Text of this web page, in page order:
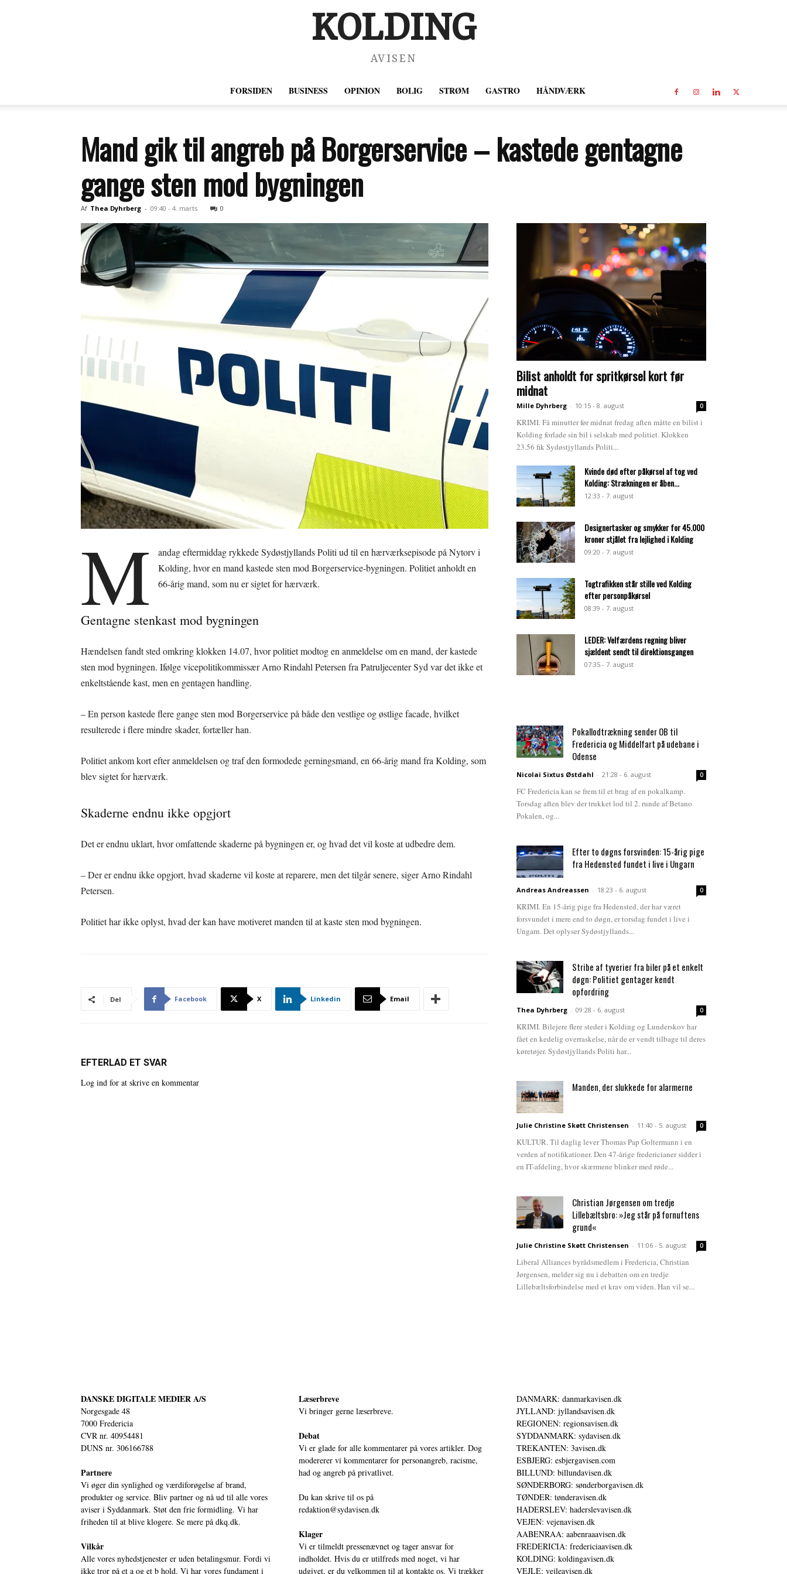
KOLDING
AVISEN
FORSIDEN BUSINESS OPINION BOLIG STRØM GASTRO HÅNDVÆRK
Mand gik til angreb på Borgerservice – kastede gentagne
gange sten mod bygningen
Af Thea Dyhrberg - 09:40 - 4. marts 0
M
andag eftermiddag rykkede Sydøstjyllands Politi ud til en hærværksepisode på Nytorv i
Kolding, hvor en mand kastede sten mod Borgerservice-bygningen. Politiet anholdt en
66-årig mand, som nu er sigtet for hærværk.
Gentagne stenkast mod bygningen
Hændelsen fandt sted omkring klokken 14.07, hvor politiet modtog en anmeldelse om en mand, der kastede
sten mod bygningen. Ifølge vicepolitikommissær Arno Rindahl Petersen fra Patruljecenter Syd var det ikke et
enkeltstående kast, men en gentagen handling.
– En person kastede flere gange sten mod Borgerservice på både den vestlige og østlige facade, hvilket
resulterede i flere mindre skader, fortæller han.
Politiet ankom kort efter anmeldelsen og traf den formodede gerningsmand, en 66-årig mand fra Kolding, som
blev sigtet for hærværk.
Skaderne endnu ikke opgjort
Det er endnu uklart, hvor omfattende skaderne på bygningen er, og hvad det vil koste at udbedre dem.
– Der er endnu ikke opgjort, hvad skaderne vil koste at reparere, men det tilgår senere, siger Arno Rindahl
Petersen.
Politiet har ikke oplyst, hvad der kan have motiveret manden til at kaste sten mod bygningen.
Del Facebook X Linkedin Email
EFTERLAD ET SVAR
Log ind for at skrive en kommentar
Bilist anholdt for spritkørsel kort før
midnat
Mille Dyhrberg - 10:15 - 8. august 0
KRIMI. Få minutter før midnat fredag aften måtte en bilist i
Kolding forlade sin bil i selskab med politiet. Klokken
23.56 fik Sydøstjyllands Politi...
Kvinde død efter påkørsel af tog ved
Kolding: Strækningen er åben...
12:33 - 7. august
Designertasker og smykker for 45.000
kroner stjålet fra lejlighed i Kolding
09:20 - 7. august
Togtrafikken står stille ved Kolding
efter personpåkørsel
08:39 - 7. august
LEDER: Velfærdens regning bliver
sjældent sendt til direktionsgangen
07:35 - 7. august
Pokallodtrækning sender OB til
Fredericia og Middelfart på udebane i
Odense
Nicolai Sixtus Østdahl - 21:28 - 6. august 0
FC Fredericia kan se frem til et brag af en pokalkamp.
Torsdag aften blev der trukket lod til 2. runde af Betano
Pokalen, og...
Efter to døgns forsvinden: 15-årig pige
fra Hedensted fundet i live i Ungarn
Andreas Andreassen - 18:23 - 6. august 0
KRIMI. En 15-årig pige fra Hedensted, der har været
forsvundet i mere end to døgn, er torsdag fundet i live i
Ungarn. Det oplyser Sydøstjyllands...
Stribe af tyverier fra biler på et enkelt
døgn: Politiet gentager kendt
opfordring
Thea Dyhrberg - 09:28 - 6. august 0
KRIMI. Bilejere flere steder i Kolding og Lunderskov har
fået en kedelig overraskelse, når de er vendt tilbage til deres
køretøjer. Sydøstjyllands Politi har...
Manden, der slukkede for alarmerne
Julie Christine Skøtt Christensen - 11:40 - 5. august 0
KULTUR. Til daglig lever Thomas Pap Goltermann i en
verden af notifikationer. Den 47-årige fredericianer sidder i
en IT-afdeling, hvor skærmene blinker med røde...
Christian Jørgensen om tredje
Lillebæltsbro: »Jeg står på fornuftens
grund«
Julie Christine Skøtt Christensen - 11:06 - 5. august 0
Liberal Alliances byrådsmedlem i Fredericia, Christian
Jørgensen, melder sig nu i debatten om en tredje
Lillebæltsforbindelse med et krav om viden. Han vil se...
DANSKE DIGITALE MEDIER A/S
Norgesgade 48
7000 Fredericia
CVR nr. 40954481
DUNS nr. 306166788
Partnere
Vi øger din synlighed og værdiforøgelse af brand,
produkter og service. Bliv partner og nå ud til alle vores
aviser i Syddanmark. Støt den frie formidling. Vi har
friheden til at blive klogere. Se mere på dkq.dk.
Vilkår
Alle vores nyhedstjenester er uden betalingsmur. Fordi vi
ikke tror på et a og et b hold. Vi har vores fundament i
Læserbreve
Vi bringer gerne læserbreve.
Debat
Vi er glade for alle kommentarer på vores artikler. Dog
modererer vi kommentarer for personangreb, racisme,
had og angreb på privatlivet.
Du kan skrive til os på
redaktion@sydavisen.dk
Klager
Vi er tilmeldt pressenævnet og tager ansvar for
indholdet. Hvis du er utilfreds med noget, vi har
udgivet, er du velkommen til at kontakte os. Vi trækker
DANMARK: danmarkavisen.dk
JYLLAND: jyllandsavisen.dk
REGIONEN: regionsavisen.dk
SYDDANMARK: sydavisen.dk
TREKANTEN: 3avisen.dk
ESBJERG: esbjergavisen.com
BILLUND: billundavisen.dk
SØNDERBORG: sønderborgavisen.dk
TØNDER: tønderavisen.dk
HADERSLEV: haderslevavisen.dk
VEJEN: vejenavisen.dk
AABENRAA: aabenraaavisen.dk
FREDERICIA: fredericiaavisen.dk
KOLDING: koldingavisen.dk
VEJLE: vejleavisen.dk